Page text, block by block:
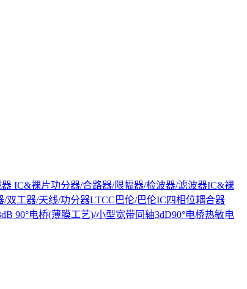
器 IC&裸片功分器/合路器/限幅器/检波器/滤波器IC&裸
/双工器/天线/功分器LTCC巴伦/巴伦IC四相位耦合器
90°电桥(薄膜工艺)/小型宽带同轴3dD90°电桥热敏电